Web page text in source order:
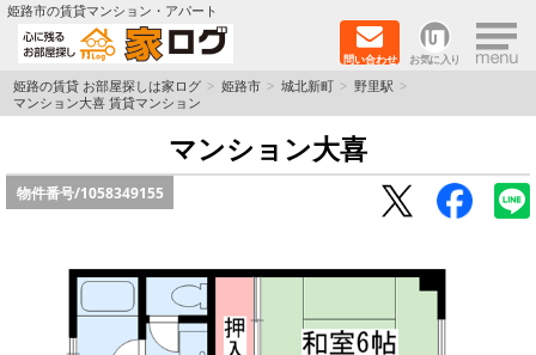
姫路市の賃貸マンション・アパート
問い合わせ お気に入り ×
TOPページ
ペットOK物件
保証人不要物件
姫路の賃貸 お部屋探しは家ログ 姫路市 城北新町
野里駅
マンション大喜 賃貸マンション
マンション大喜
物件番号/1058349155